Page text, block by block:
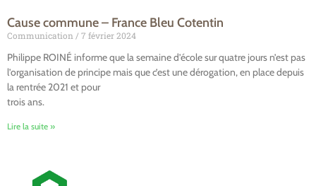
Cause commune – France Bleu Cotentin
Communication 7 février 2024
Philippe ROINÉ informe que la semaine d’école sur quatre jours n’est pas
l’organisation de principe mais que c’est une dérogation, en place depuis
la rentrée 2021 et pour
trois ans.
Lire la suite »